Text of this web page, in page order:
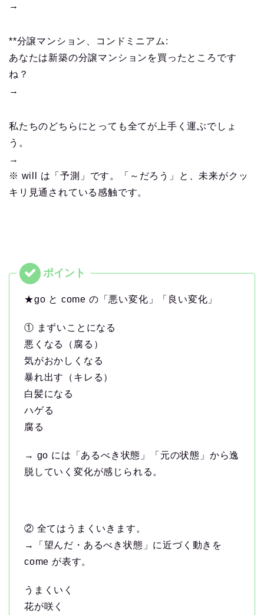
→
**分譲マンション、コンドミニアム:
あなたは新築の分譲マンションを買ったところです
ね？
→
私たちのどちらにとっても全てが上手く運ぶでしょ
う。
→
※ will は「予測」です。「～だろう」と、未来がクッ
キリ見通されている感触です。
★go と come の「悪い変化」「良い変化」
① まずいことになる
悪くなる（腐る）
気がおかしくなる
暴れ出す（キレる）
白髪になる
ハゲる
腐る
→ go には「あるべき状態」「元の状態」から逸
脱していく変化が感じられる。
② 全てはうまくいきます。
→「望んだ・あるべき状態」に近づく動きを
come が表す。
うまくいく
花が咲く